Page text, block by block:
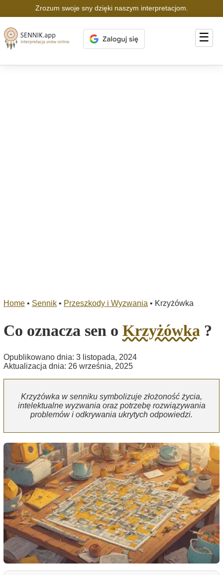
Zrozum swoje sny dzięki naszym interpretacjom.
☰
Home • Sennik • Przeszkody i Wyzwania • Krzyżówka
Co oznacza sen o Krzyżówka ?
Opublikowano dnia: 3 listopada, 2024
Aktualizacja dnia: 26 września, 2025
Krzyżówka w senniku symbolizuje złożoność życia,
intelektualne wyzwania oraz potrzebę rozwiązywania
problemów i odkrywania ukrytych odpowiedzi.